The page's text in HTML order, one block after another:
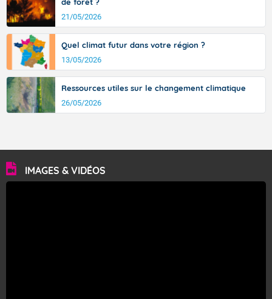
21/05/2026
Quel climat futur dans votre région ?
13/05/2026
Ressources utiles sur le changement climatique
26/05/2026
IMAGES & VIDÉOS